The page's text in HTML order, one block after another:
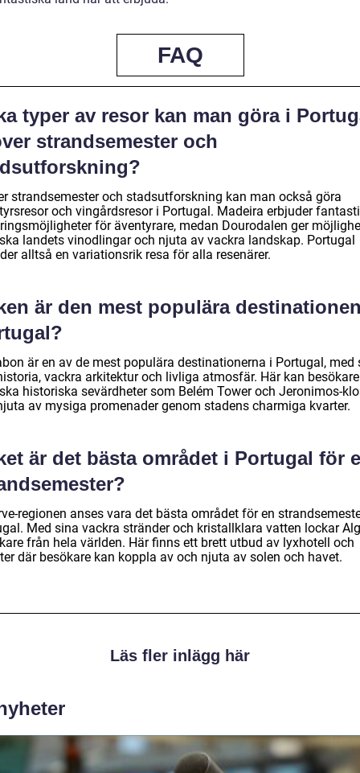
FAQ
typer av resor kan man göra i
strandsemester och
strandsemester och stadsutforskning kan man också göra
och vingårdsresor i Portugal. Madeira erbjuder
för äventyrare, medan Dourodalen ger
landets vinodlingar och njuta av vackra landskap. Portugal
alltså en variationsrik resa för alla resenärer.
är den mest populära
är en av de mest populära destinationerna i Portugal, med
vackra arkitektur och livliga atmosfär. Här kan besökare
historiska sevärdheter som Belém Tower och Jeronimos-
av mysiga promenader genom stadens charmiga kvarter.
är det bästa området i Portugal för
regionen anses vara det bästa området för en
Med sina vackra stränder och kristallklara vatten lockar
från hela världen. Här finns ett brett utbud av lyxhotell och
där besökare kan koppla av och njuta av solen och havet.
Läs fler inlägg här